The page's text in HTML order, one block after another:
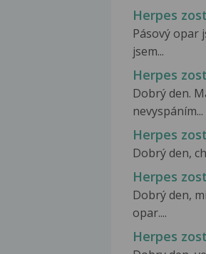
Herpes
Pásový opar
jsem...
Herpes
Dobrý den.
nevyspáním...
Herpes
Dobrý den,
Herpes
Dobrý den,
opar....
Herpes